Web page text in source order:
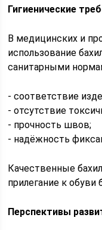
Гигиенические
В медицинских и
использование
санитарными
- соответствие
- отсутствие
- прочность швов;
- надёжность
Качественные
прилегание к обуви
Перспективы